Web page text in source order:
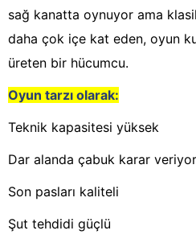
sağ kanatta oynuyor ama
daha çok içe kat eden, oyun
üreten bir hücumcu.
Oyun tarzı olarak:
Teknik kapasitesi yüksek
Dar alanda çabuk karar veriyor
Son pasları kaliteli
Şut tehdidi güçlü